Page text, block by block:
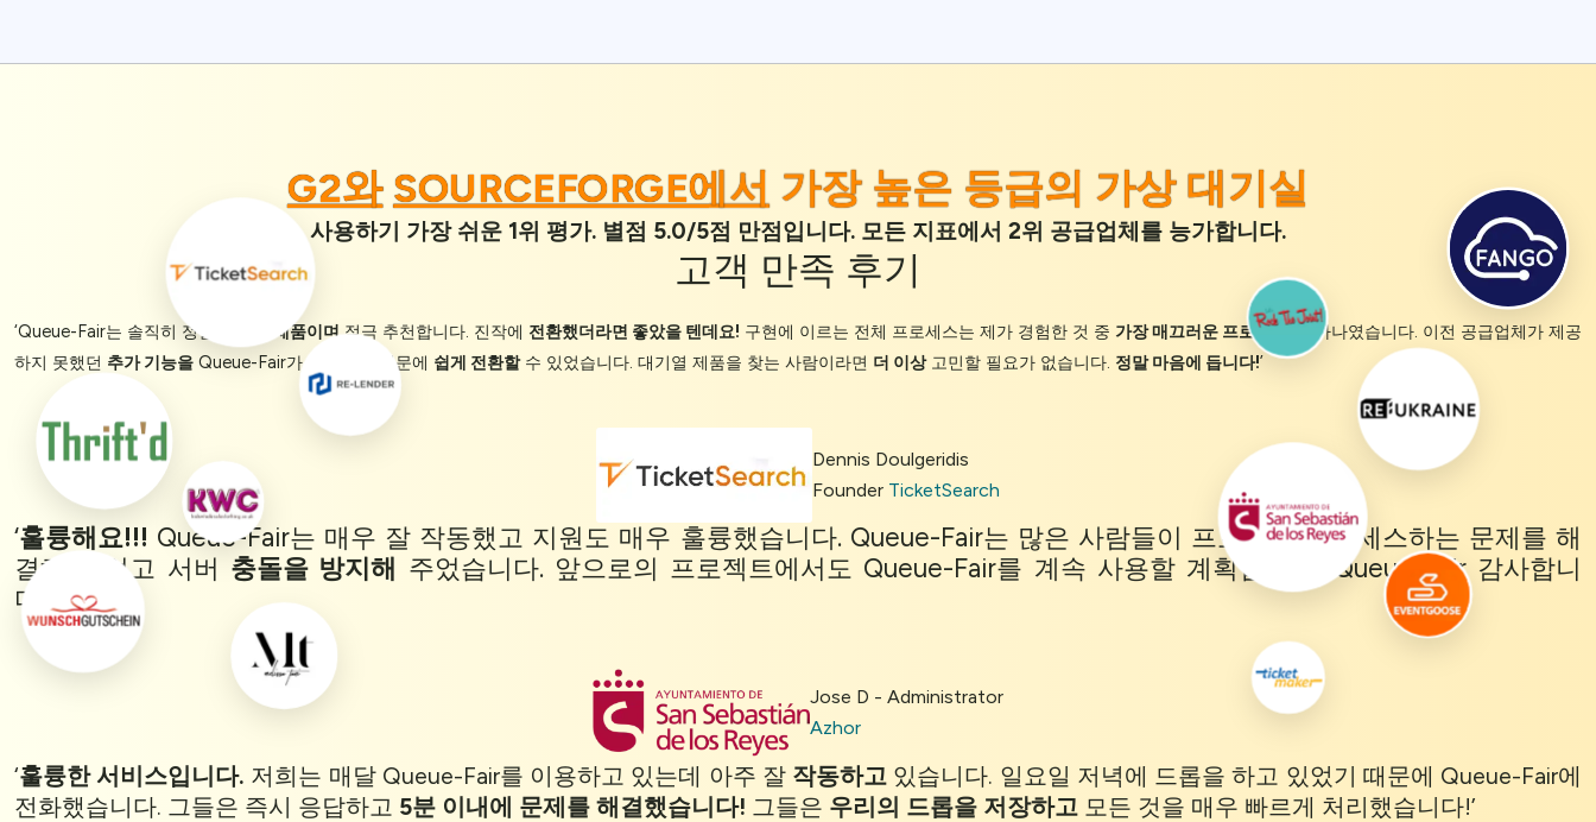
G2와 SOURCEFORGE에서 가장 높은 등급의 가상 대기실
사용하기 가장 쉬운 1위 평가. 별점 5.0/5점 만점입니다. 모든 지표에서 2위 공급업체를 능가합니다.
고객 만족 후기
‘Queue-Fair는 솔직히 정말 놀라운 제품이며적극 추천합니다. 진작에 전환했더라면 좋았을 텐데요! 구현에 이르는 전체 프로세스는 제가 경험한 것 중 가장 매끄러운 프로세스중 하나였습니다. 이전 공급업체가 제공
하지 못했던 추가 기능을 Queue-Fair가 제공했기 때문에 쉽게 전환할수 있었습니다. 대기열 제품을 찾는 사람이라면 더 이상고민할 필요가 없습니다. 정말 마음에 듭니다!’
Dennis Doulgeridis
Founder TicketSearch
‘훌륭해요!!! Queue-Fair는 매우 잘 작동했고 지원도 매우 훌륭했습니다. Queue-Fair는 많은 사람들이 프로젝트에 액세스하는 문제를 해
결해 주었고 서버 충돌을 방지해 주었습니다. 앞으로의 프로젝트에서도 Queue-Fair를 계속 사용할 계획입니다. Queue-Fair 감사합니
다!!!’
Jose D - Administrator
Azhor
‘훌륭한 서비스입니다. 저희는 매달 Queue-Fair를 이용하고 있는데 아주 잘 작동하고 있습니다. 일요일 저녁에 드롭을 하고 있었기 때문에 Queue-Fair에
전화했습니다. 그들은 즉시 응답하고 5분 이내에 문제를 해결했습니다! 그들은 우리의 드롭을 저장하고 모든 것을 매우 빠르게 처리했습니다!’